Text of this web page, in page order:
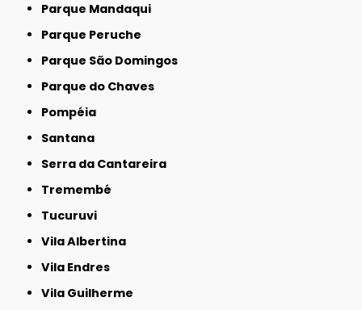
Parque Mandaqui
Parque Peruche
Parque São Domingos
Parque do Chaves
Pompéia
Santana
Serra da Cantareira
Tremembé
Tucuruvi
Vila Albertina
Vila Endres
Vila Guilherme